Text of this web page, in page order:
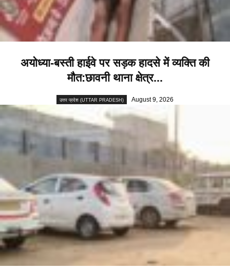
अयोध्या-बस्ती हाईवे पर सड़क हादसे में व्यक्ति की
मौत:छावनी थाना क्षेत्र...
उत्तर प्रदेश (UTTAR PRADESH) August 9, 2026